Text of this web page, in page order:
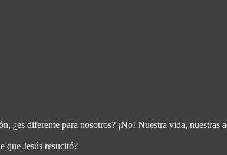
¿es diferente para nosotros? ¡No! Nuestra vida, nuestras
que Jesús resucitó?